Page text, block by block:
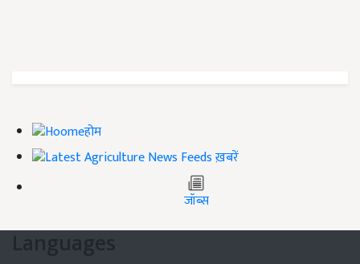
होम
ख़बरें
जॉब्स
Languages